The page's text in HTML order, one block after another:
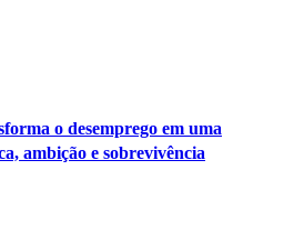
o desemprego em uma
ambição e sobrevivência